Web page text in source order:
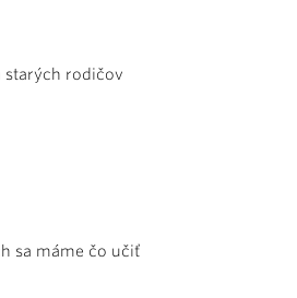
starých rodičov
sa máme čo učiť